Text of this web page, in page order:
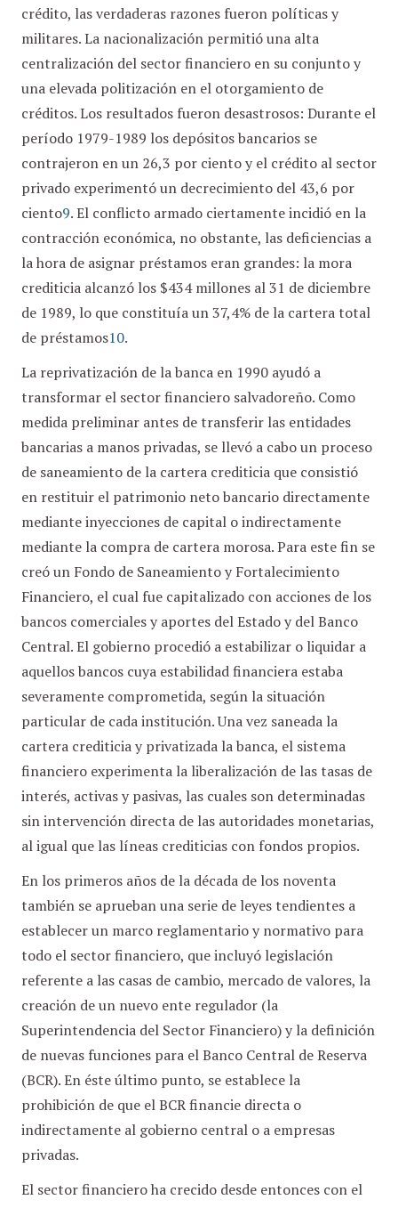
crédito, las verdaderas razones fueron políticas y
militares. La nacionalización permitió una alta
centralización del sector financiero en su conjunto y
una elevada politización en el otorgamiento de
créditos. Los resultados fueron desastrosos: Durante el
período 1979-1989 los depósitos bancarios se
contrajeron en un 26,3 por ciento y el crédito al sector
privado experimentó un decrecimiento del 43,6 por
ciento9. El conflicto armado ciertamente incidió en la
contracción económica, no obstante, las deficiencias a
la hora de asignar préstamos eran grandes: la mora
crediticia alcanzó los $434 millones al 31 de diciembre
de 1989, lo que constituía un 37,4% de la cartera total
de préstamos10.
La reprivatización de la banca en 1990 ayudó a
transformar el sector financiero salvadoreño. Como
medida preliminar antes de transferir las entidades
bancarias a manos privadas, se llevó a cabo un proceso
de saneamiento de la cartera crediticia que consistió
en restituir el patrimonio neto bancario directamente
mediante inyecciones de capital o indirectamente
mediante la compra de cartera morosa. Para este fin se
creó un Fondo de Saneamiento y Fortalecimiento
Financiero, el cual fue capitalizado con acciones de los
bancos comerciales y aportes del Estado y del Banco
Central. El gobierno procedió a estabilizar o liquidar a
aquellos bancos cuya estabilidad financiera estaba
severamente comprometida, según la situación
particular de cada institución. Una vez saneada la
cartera crediticia y privatizada la banca, el sistema
financiero experimenta la liberalización de las tasas de
interés, activas y pasivas, las cuales son determinadas
sin intervención directa de las autoridades monetarias,
al igual que las líneas crediticias con fondos propios.
En los primeros años de la década de los noventa
también se aprueban una serie de leyes tendientes a
establecer un marco reglamentario y normativo para
todo el sector financiero, que incluyó legislación
referente a las casas de cambio, mercado de valores, la
creación de un nuevo ente regulador (la
Superintendencia del Sector Financiero) y la definición
de nuevas funciones para el Banco Central de Reserva
(BCR). En éste último punto, se establece la
prohibición de que el BCR financie directa o
indirectamente al gobierno central o a empresas
privadas.
El sector financiero ha crecido desde entonces con el